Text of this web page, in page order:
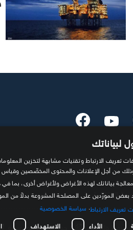
الاقتصادية
الشروط والأحكام حول سكاي نيوز عربية
لبياناتك
وذلك من أجل الإعلانات والمحتوى المخصّصين
بياناتك لهذه الأغراض ولأغراض أخرى، بما
بعض المورّدين على المصلحة المشروعة بدلاً من
تعريف الارتباط سياسة الخصوصية
الأداء الاستهداف